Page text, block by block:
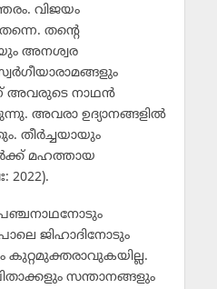
വിജയം
തന്റെ
അനശ്വര
അവരുടെ നാഥന്‍
അവരാ ഉദ്യാനങ്ങളില്‍
തീര്‍ച്ചയായും
മഹത്തായ
2022).
ജിഹാദിനോടും
സന്താനങ്ങളും